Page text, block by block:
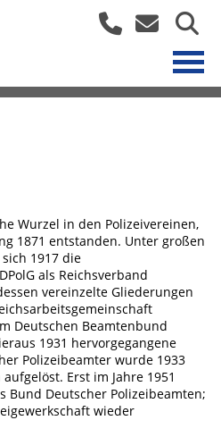
Wurzel in den Polizeivereinen,
1871 entstanden. Unter großen
1917 die
als Reichsverband
vereinzelte Gliederungen
Deutschen Beamtenbund
1931 hervorgegangene
Polizeibeamter wurde 1933
Erst im Jahre 1951
Bund Deutscher Polizeibeamten;
wieder